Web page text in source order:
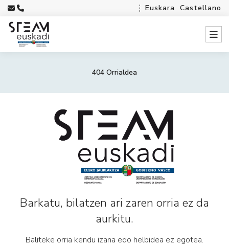
Euskara Castellano
404 Orrialdea
Barkatu, bilatzen ari zaren orria ez da
aurkitu.
Baliteke orria kendu izana edo helbidea ez egotea.